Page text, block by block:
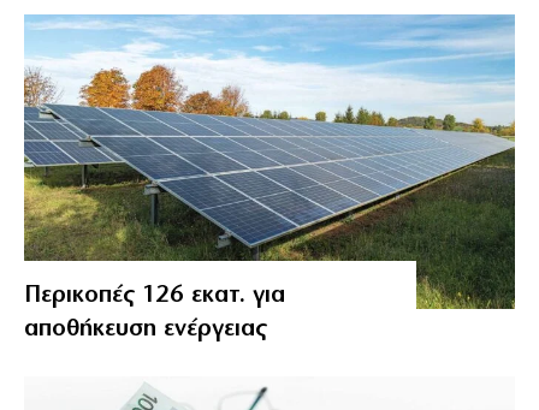
Περικοπές 126 εκατ. για
αποθήκευση ενέργειας